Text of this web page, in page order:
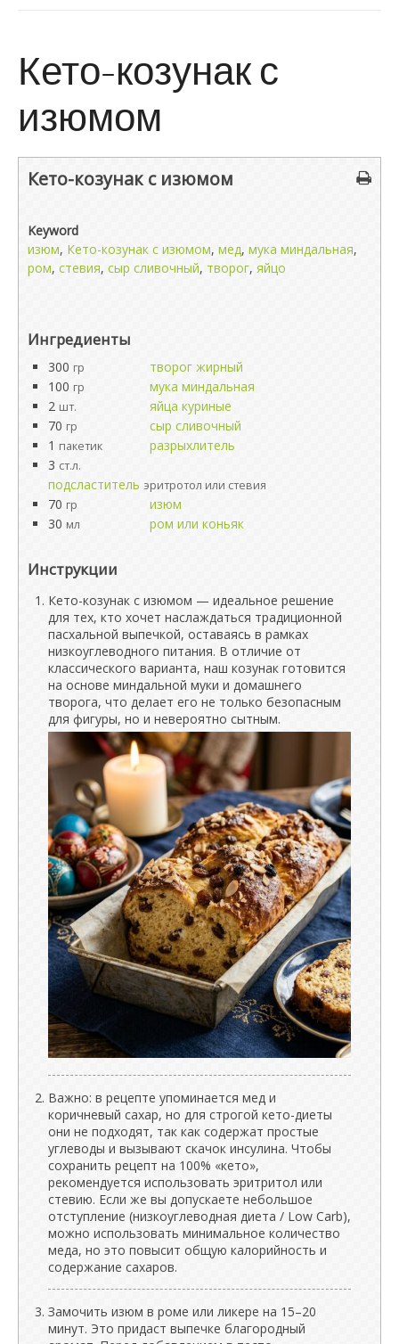
Кето-козунак с
изюмом
Кето-козунак с изюмом
Keyword
изюм, Кето-козунак с изюмом, мед, мука миндальная,
ром, стевия, сыр сливочный, творог, яйцо
Ингредиенты
300 гр
творог жирный
100 гр
мука миндальная
2 шт.
яйца куриные
70 гр
сыр сливочный
1 пакетик
разрыхлитель
3 ст.л.
подсластитель эритротол или стевия
70 гр
изюм
30 мл ром или коньяк
Инструкции
Кето-козунак с изюмом — идеальное решение
для тех, кто хочет наслаждаться традиционной
пасхальной выпечкой, оставаясь в рамках
низкоуглеводного питания. В отличие от
классического варианта, наш козунак готовится
на основе миндальной муки и домашнего
творога, что делает его не только безопасным
для фигуры, но и невероятно сытным.
Важно: в рецепте упоминается мед и
коричневый сахар, но для строгой кето-диеты
они не подходят, так как содержат простые
углеводы и вызывают скачок инсулина. Чтобы
сохранить рецепт на 100% «кето»,
рекомендуется использовать эритритол или
стевию. Если же вы допускаете небольшое
отступление (низкоуглеводная диета / Low Carb),
можно использовать минимальное количество
меда, но это повысит общую калорийность и
содержание сахаров.
Замочить изюм в роме или ликере на 15–20
минут. Это придаст выпечке благородный